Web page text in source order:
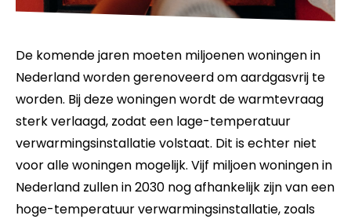
De komende jaren moeten miljoenen woningen in
Nederland worden gerenoveerd om aardgasvrij te
worden. Bij deze woningen wordt de warmtevraag
sterk verlaagd, zodat een lage-temperatuur
verwarmingsinstallatie volstaat. Dit is echter niet
voor alle woningen mogelijk. Vijf miljoen woningen in
Nederland zullen in 2030 nog afhankelijk zijn van een
hoge-temperatuur verwarmingsinstallatie, zoals